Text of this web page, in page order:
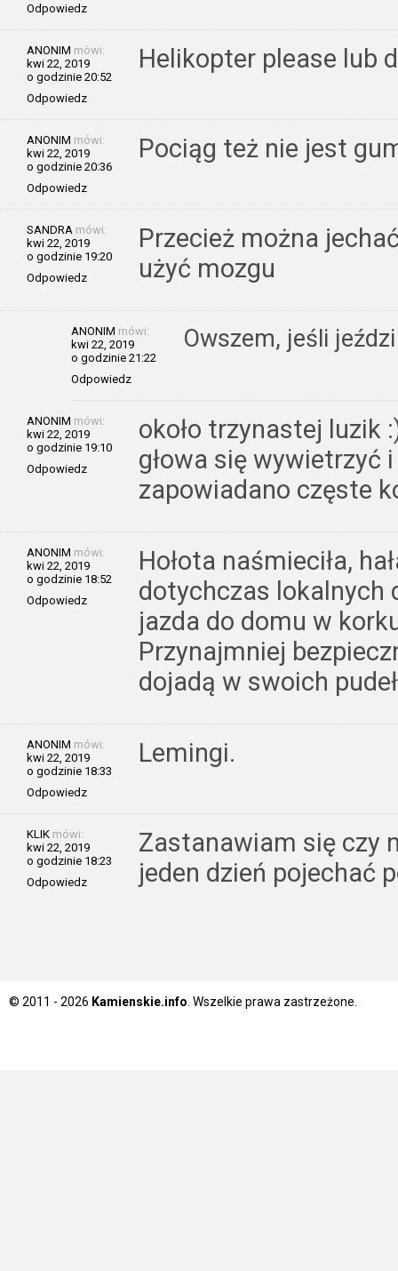
Odpowiedz
ANONIM mówi:
kwi 22, 2019
o godzinie 20:52
Odpowiedz
Helikopter please lub
ANONIM mówi:
kwi 22, 2019
o godzinie 20:36
Odpowiedz
Pociąg też nie jest
SANDRA mówi:
kwi 22, 2019
o godzinie 19:20
Odpowiedz
Przecież można
użyć mozgu
ANONIM mówi:
kwi 22, 2019
o godzinie 21:22
Odpowiedz
Owszem, jeśli
ANONIM mówi:
kwi 22, 2019
o godzinie 19:10
Odpowiedz
około trzynastej luzik
głowa się wywietrzyć
zapowiadano częste
ANONIM mówi:
kwi 22, 2019
o godzinie 18:52
Odpowiedz
Hołota naśmieciła,
dotychczas lokalnych
jazda do domu w
Przynajmniej
dojadą w swoich
ANONIM mówi:
kwi 22, 2019
o godzinie 18:33
Odpowiedz
Lemingi.
KLIK mówi:
kwi 22, 2019
o godzinie 18:23
Odpowiedz
Zastanawiam się czy
jeden dzień pojechać
© 2011 - 2026 Kamienskie.info . Wszelkie prawa zastrzeżone.